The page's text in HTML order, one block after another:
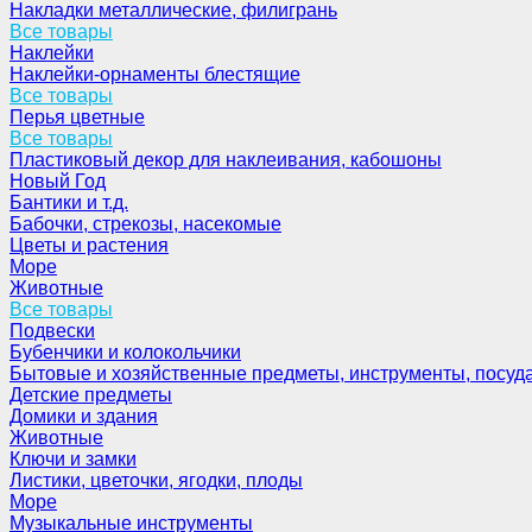
Накладки металлические, филигрань
Все товары
Наклейки
Наклейки-орнаменты блестящие
Все товары
Перья цветные
Все товары
Пластиковый декор для наклеивания, кабошоны
Новый Год
Бантики и т.д.
Бабочки, стрекозы, насекомые
Цветы и растения
Море
Животные
Все товары
Подвески
Бубенчики и колокольчики
Бытовые и хозяйственные предметы, инструменты,
Детские предметы
Домики и здания
Животные
Ключи и замки
Листики, цветочки, ягодки, плоды
Море
Музыкальные инструменты